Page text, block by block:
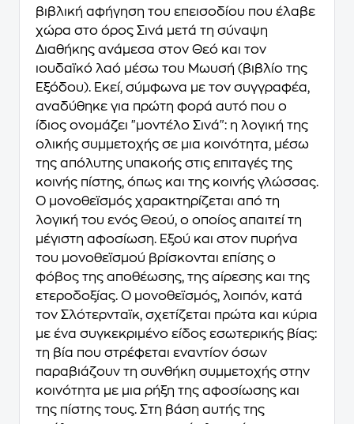
βιβλική αφήγηση του επεισοδίου που έλαβε
χώρα στο όρος Σινά μετά τη σύναψη
Διαθήκης ανάμεσα στον Θεό και τον
ιουδαϊκό λαό μέσω του Μωυσή (βιβλίο της
Εξόδου). Εκεί, σύμφωνα με τον συγγραφέα,
αναδύθηκε για πρώτη φορά αυτό που ο
ίδιος ονομάζει "μοντέλο Σινά": η λογική της
ολικής συμμετοχής σε μια κοινότητα, μέσω
της απόλυτης υπακοής στις επιταγές της
κοινής πίστης, όπως και της κοινής γλώσσας.
Ο μονοθεϊσμός χαρακτηρίζεται από τη
λογική του ενός Θεού, ο οποίος απαιτεί τη
μέγιστη αφοσίωση. Εξού και στον πυρήνα
του μονοθεϊσμού βρίσκονται επίσης ο
φόβος της αποθέωσης, της αίρεσης και της
ετεροδοξίας. Ο μονοθεϊσμός, λοιπόν, κατά
τον Σλότερνταϊκ, σχετίζεται πρώτα και κύρια
με ένα συγκεκριμένο είδος εσωτερικής βίας:
τη βία που στρέφεται εναντίον όσων
παραβιάζουν τη συνθήκη συμμετοχής στην
κοινότητα με μια ρήξη της αφοσίωσης και
της πίστης τους. Στη βάση αυτής της